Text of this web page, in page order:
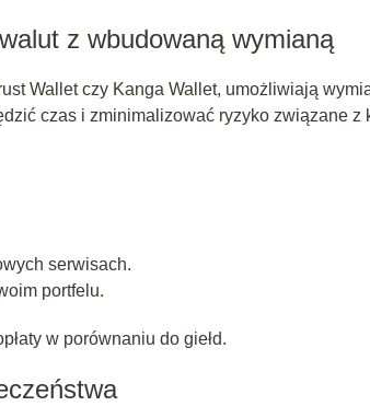
z wbudowaną wymianą
Wallet czy Kanga Wallet, umożliwiają
czas i zminimalizować ryzyko związane z
serwisach.
portfelu.
w porównaniu do giełd.